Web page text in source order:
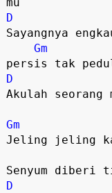
D
Sayangnya
Gm
D
Akulah seorang
Gm
Jeling jeling
D